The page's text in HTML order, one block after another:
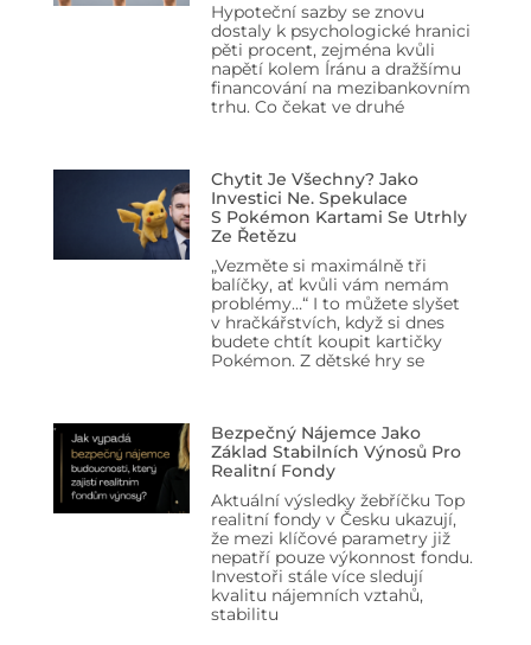
Hypoteční sazby se znovu
dostaly k psychologické hranici
pěti procent, zejména kvůli
napětí kolem Íránu a dražšímu
financování na mezibankovním
trhu. Co čekat ve druhé
Chytit Je Všechny? Jako
Investici Ne. Spekulace
S Pokémon Kartami Se Utrhly
Ze Řetězu
„Vezměte si maximálně tři
balíčky, ať kvůli vám nemám
problémy…“ I to můžete slyšet
v hračkářstvích, když si dnes
budete chtít koupit kartičky
Pokémon. Z dětské hry se
Bezpečný Nájemce Jako
Základ Stabilních Výnosů Pro
Realitní Fondy
Aktuální výsledky žebříčku Top
realitní fondy v Česku ukazují,
že mezi klíčové parametry již
nepatří pouze výkonnost fondu.
Investoři stále více sledují
kvalitu nájemních vztahů,
stabilitu